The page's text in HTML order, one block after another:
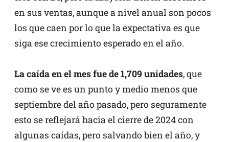
en sus ventas, aunque a nivel anual son pocos
los que caen por lo que la expectativa es que
siga ese crecimiento esperado en el año.
La caída en el mes fue de 1,709 unidades, que
como se ve es un punto y medio menos que
septiembre del año pasado, pero seguramente
esto se reflejará hacia el cierre de 2024 con
algunas caídas, pero salvando bien el año, y